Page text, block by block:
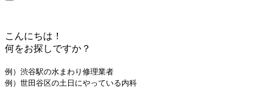
こんにちは！
何をお探しですか？
例）渋谷駅の水まわり修理業者
例）世田谷区の土日にやっている内科